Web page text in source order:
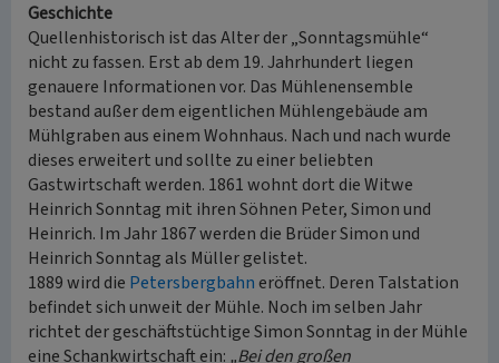
Geschichte
Quellenhistorisch ist das Alter der „Sonntagsmühle“
nicht zu fassen. Erst ab dem 19. Jahrhundert liegen
genauere Informationen vor. Das Mühlenensemble
bestand außer dem eigentlichen Mühlengebäude am
Mühlgraben aus einem Wohnhaus. Nach und nach wurde
dieses erweitert und sollte zu einer beliebten
Gastwirtschaft werden. 1861 wohnt dort die Witwe
Heinrich Sonntag mit ihren Söhnen Peter, Simon und
Heinrich. Im Jahr 1867 werden die Brüder Simon und
Heinrich Sonntag als Müller gelistet.
1889 wird die Petersbergbahn eröffnet. Deren Talstation
befindet sich unweit der Mühle. Noch im selben Jahr
richtet der geschäftstüchtige Simon Sonntag in der Mühle
eine Schankwirtschaft ein: „Bei den großen